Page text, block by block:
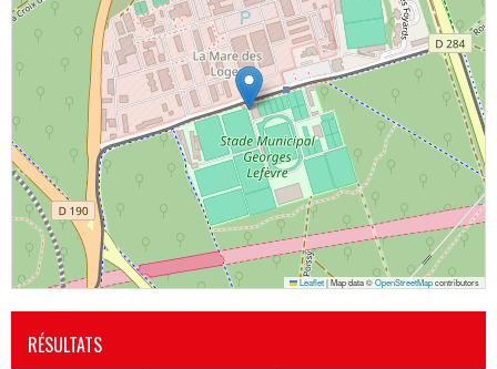
Leaflet|Map data ©OpenStreetMapcontributors
RÉSULTATS